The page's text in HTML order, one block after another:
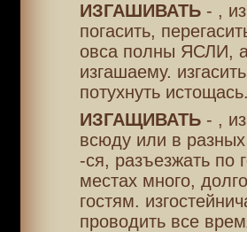
ИЗГАШИВАТЬ- ,
погасить,
овса полны ЯСЛИ, а
изгашаему.
потухнуть истощась.
ИЗГАЩИВАТЬ- ,
всюду или в разных
-ся, разъезжать по
местах много,
гостям.
проводить все